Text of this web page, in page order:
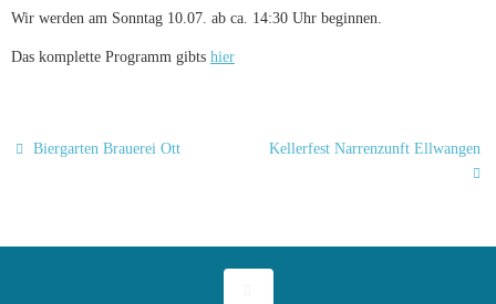
Wir werden am Sonntag 10.07. ab ca. 14:30 Uhr beginnen.
Das komplette Programm gibts hier
Biergarten Brauerei Ott Kellerfest Narrenzunft Ellwangen